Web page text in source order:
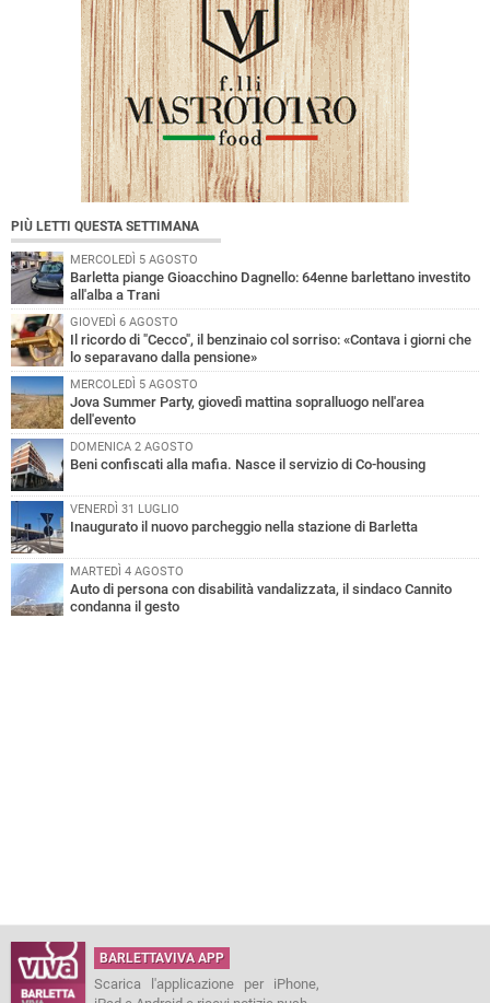
PIÙ LETTI QUESTA SETTIMANA
MERCOLEDÌ 5 AGOSTO
Barletta piange Gioacchino Dagnello: 64enne barlettano investito
all'alba a Trani
GIOVEDÌ 6 AGOSTO
Il ricordo di "Cecco", il benzinaio col sorriso: «Contava i giorni che
lo separavano dalla pensione»
MERCOLEDÌ 5 AGOSTO
Jova Summer Party, giovedì mattina sopralluogo nell'area
dell'evento
DOMENICA 2 AGOSTO
Beni confiscati alla mafia. Nasce il servizio di Co-housing
VENERDÌ 31 LUGLIO
Inaugurato il nuovo parcheggio nella stazione di Barletta
MARTEDÌ 4 AGOSTO
Auto di persona con disabilità vandalizzata, il sindaco Cannito
condanna il gesto
BARLETTAVIVA APP
Scarica l'applicazione per iPhone,